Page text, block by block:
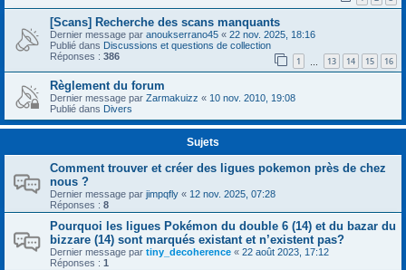
[Scans] Recherche des scans manquants
Dernier message par anoukserrano45 « 22 nov. 2025, 18:16
Publié dans Discussions et questions de collection
Réponses : 386 1 13 14 15 16
Règlement du forum
Dernier message par Zarmakuizz « 10 nov. 2010, 19:08
Publié dans Divers
Sujets
Comment trouver et créer des ligues pokemon près de chez
nous ?
Dernier message par jimpqfly « 12 nov. 2025, 07:28
Réponses : 8
Pourquoi les ligues Pokémon du double 6 (14) et du bazar du
bizzare (14) sont marqués existant et n’existent pas?
Dernier message par tiny_decoherence « 22 août 2023, 17:12
Réponses : 1